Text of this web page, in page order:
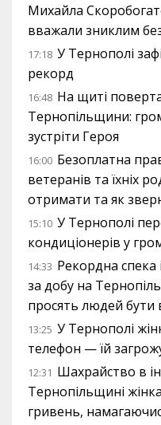
Михайла
вважали зниклим
17:18 У Тернополі
рекорд
16:48 На щиті
Тернопільщини:
зустріти Героя
16:00 Безоплатна
ветеранів та їхніх
отримати та як
15:10 У Тернополі
кондиціонерів у
14:33 Рекордна спека
за добу на
просять людей бути
13:25 У Тернополі
телефон — їй
12:31 Шахрайство в
Тернопільщині
гривень,